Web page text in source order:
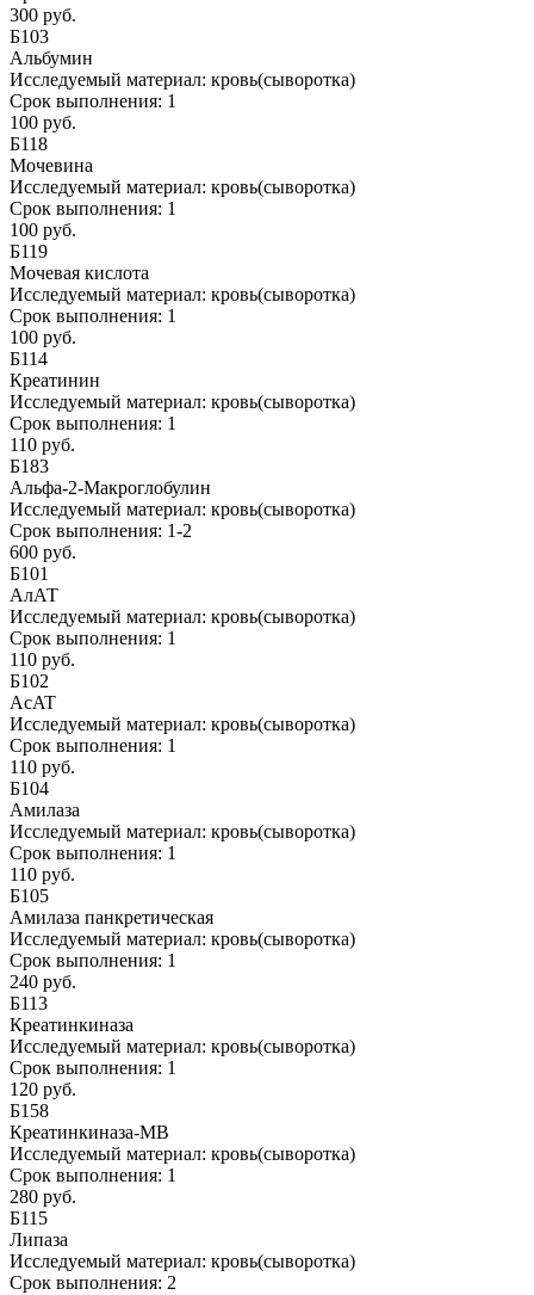
300 руб.
Б103
Альбумин
Исследуемый материал: кровь(сыворотка)
Срок выполнения: 1
100 руб.
Б118
Мочевина
Исследуемый материал: кровь(сыворотка)
Срок выполнения: 1
100 руб.
Б119
Мочевая кислота
Исследуемый материал: кровь(сыворотка)
Срок выполнения: 1
100 руб.
Б114
Креатинин
Исследуемый материал: кровь(сыворотка)
Срок выполнения: 1
110 руб.
Б183
Альфа-2-Макроглобулин
Исследуемый материал: кровь(сыворотка)
Срок выполнения: 1-2
600 руб.
Б101
АлАТ
Исследуемый материал: кровь(сыворотка)
Срок выполнения: 1
110 руб.
Б102
AcAT
Исследуемый материал: кровь(сыворотка)
Срок выполнения: 1
110 руб.
Б104
Амилаза
Исследуемый материал: кровь(сыворотка)
Срок выполнения: 1
110 руб.
Б105
Амилаза панкретическая
Исследуемый материал: кровь(сыворотка)
Срок выполнения: 1
240 руб.
Б113
Креатинкиназа
Исследуемый материал: кровь(сыворотка)
Срок выполнения: 1
120 руб.
Б158
Креатинкиназа-МВ
Исследуемый материал: кровь(сыворотка)
Срок выполнения: 1
280 руб.
Б115
Липаза
Исследуемый материал: кровь(сыворотка)
Срок выполнения: 2